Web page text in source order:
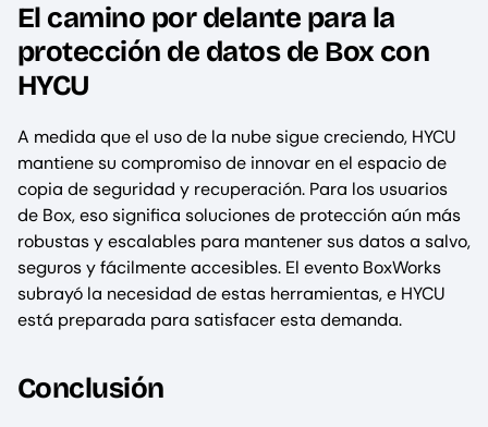
El camino por delante para la
protección de datos de Box con
HYCU
A medida que el uso de la nube sigue creciendo, HYCU
mantiene su compromiso de innovar en el espacio de
copia de seguridad y recuperación. Para los usuarios
de Box, eso significa soluciones de protección aún más
robustas y escalables para mantener sus datos a salvo,
seguros y fácilmente accesibles. El evento BoxWorks
subrayó la necesidad de estas herramientas, e HYCU
está preparada para satisfacer esta demanda.
Conclusión